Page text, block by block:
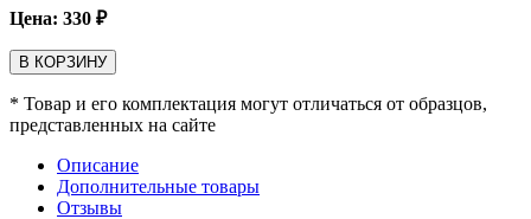
Цена: 330 ₽
В КОРЗИНУ
* Товар и его комплектация могут отличаться от образцов,
представленных на сайте
Описание
Дополнительные товары
Отзывы